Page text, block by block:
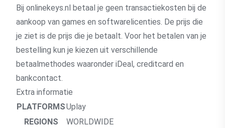
Bij onlinekeys.nl betaal je geen transactiekosten bij de
aankoop van games en softwarelicenties. De prijs die
je ziet is de prijs die je betaalt. Voor het betalen van je
bestelling kun je kiezen uit verschillende
betaalmethodes waaronder iDeal, creditcard en
bankcontact.
Extra informatie
PLATFORMSUplay
REGIONS
WORLDWIDE